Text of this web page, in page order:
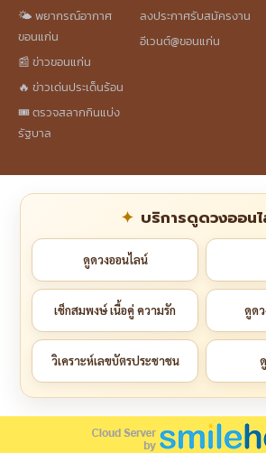
🌤️ พยากรณ์อากาศ
ขอนแก่น
📰 ข่าวขอนแก่น
🔥 ข่าวเด่นประเด็นร้อน
🎟️ ตรวจสลากกินแบ่ง
รัฐบาล
ลงประกาศรับสมัครงาน
อีเวนต์@ขอนแก่น
บริการดูดวงออน
ดูดวงออนไลน์
เช็กสมพงษ์ เนื้อคู่ ความรัก ดูด
วิเคราะห์เลขบัตรประชาชน